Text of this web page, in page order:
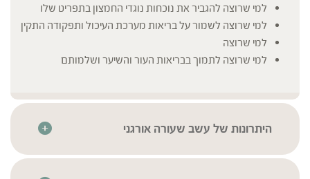
למי שרוצה להגביר את נוכחות נוגדי החמצון בתפריט שלו
למי שרוצה לשמור על בריאות מערכת העיכול ותפקודה התקין
למי שרוצה
למי שרוצה לתמוך בבריאות העור והשיער ושלמותם
היתרונות של עשב שעורה אורגני